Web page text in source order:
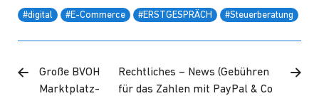
#digital #E-Commerce #ERSTGESPRÄCH #Steuerberatung
Große BVOH
Marktplatz-
Rechtliches – News (Gebühren
für das Zahlen mit PayPal & Co